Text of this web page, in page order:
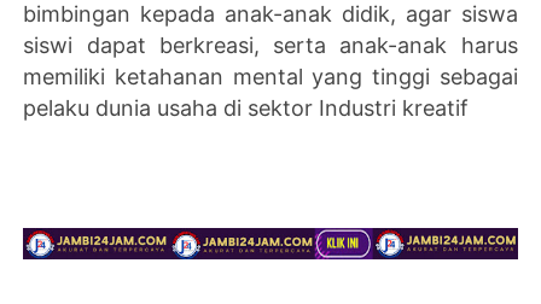
bimbingan kepada anak-anak didik, agar siswa
siswi dapat berkreasi, serta anak-anak harus
memiliki ketahanan mental yang tinggi sebagai
pelaku dunia usaha di sektor Industri kreatif